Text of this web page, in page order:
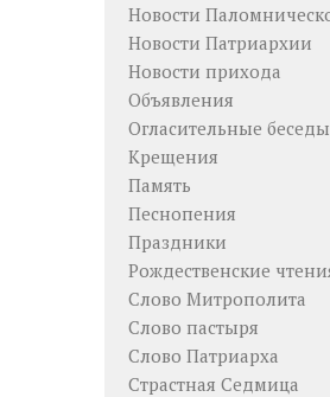
Новости
Новости Патриархии
Новости прихода
Объявления
Огласительные
Крещения
Память
Песнопения
Праздники
Рождественские
Слово Митрополита
Слово пастыря
Слово Патриарха
Страстная Седмица